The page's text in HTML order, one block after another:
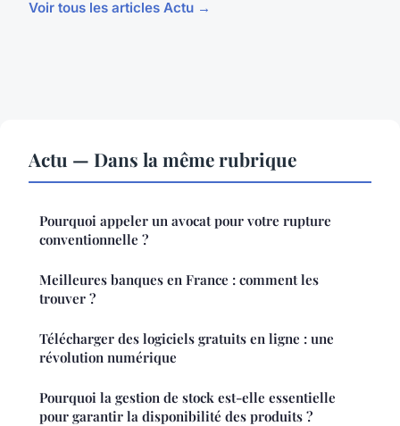
Voir tous les articles Actu →
Actu — Dans la même rubrique
Pourquoi appeler un avocat pour votre rupture
conventionnelle ?
Meilleures banques en France : comment les
trouver ?
Télécharger des logiciels gratuits en ligne : une
révolution numérique
Pourquoi la gestion de stock est-elle essentielle
pour garantir la disponibilité des produits ?